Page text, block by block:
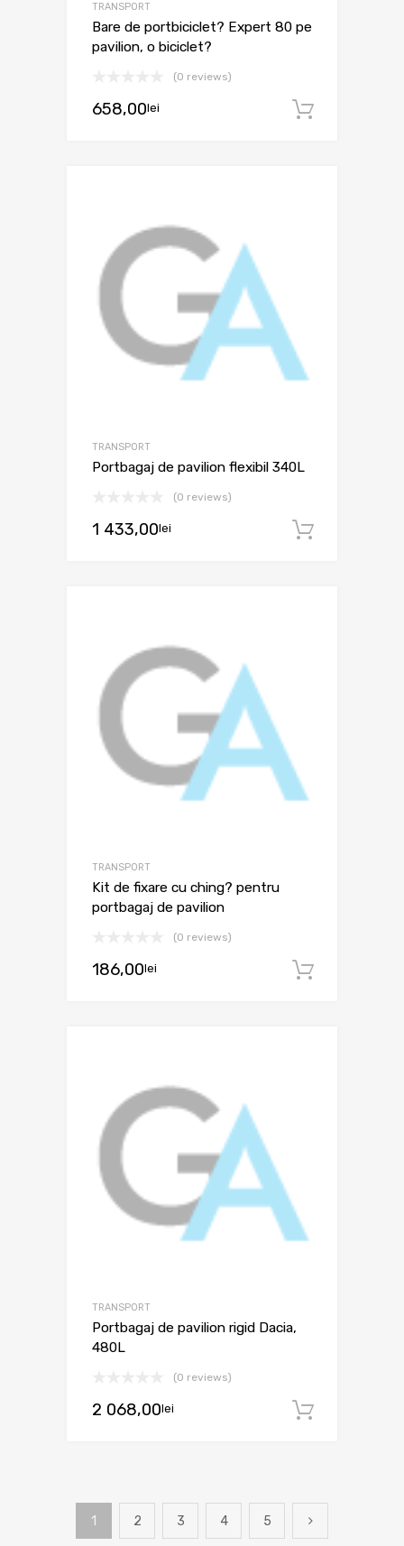
TRANSPORT
Bare de portbiciclet? Expert 80 pe
pavilion, o biciclet?
(0 reviews)
658,00lei
TRANSPORT
Portbagaj de pavilion flexibil 340L
(0 reviews)
1 433,00lei
TRANSPORT
Kit de fixare cu ching? pentru
portbagaj de pavilion
(0 reviews)
186,00lei
TRANSPORT
Portbagaj de pavilion rigid Dacia,
480L
(0 reviews)
2 068,00lei
1 2 3 4 5